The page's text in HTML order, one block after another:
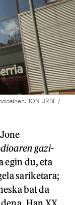
JON URBE /
gazi-
du, eta
sariketara;
bat da